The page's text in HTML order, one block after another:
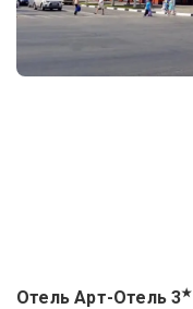
Отель Арт-Отель 3★